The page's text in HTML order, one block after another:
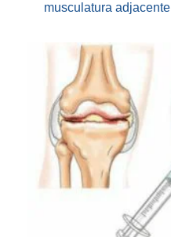
musculatura adjacente